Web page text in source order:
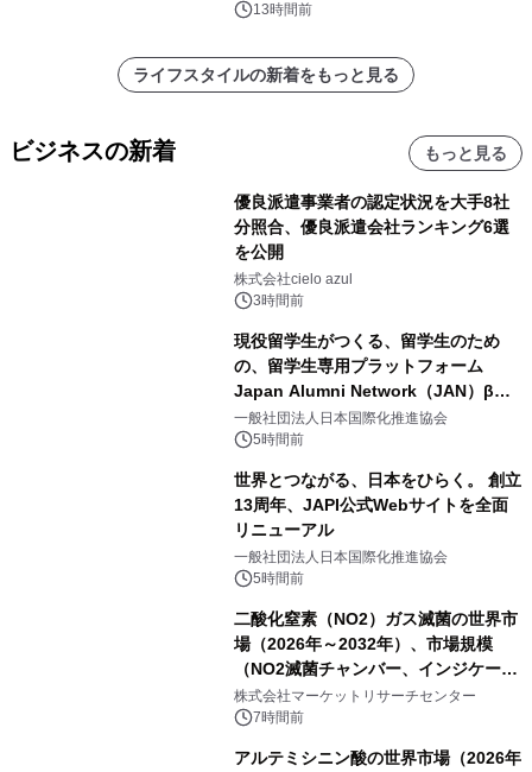
13時間前
ライフスタイルの新着をもっと見る
ビジネスの新着 もっと見る
優良派遣事業者の認定状況を大手8社
分照合、優良派遣会社ランキング6選
を公開
株式会社cielo azul
3時間前
現役留学生がつくる、留学生のため
の、留学生専用プラットフォーム
Japan Alumni Network（JAN）β版
をリリース
一般社団法人日本国際化推進協会
5時間前
世界とつながる、日本をひらく。 創立
13周年、JAPI公式Webサイトを全面
リニューアル
一般社団法人日本国際化推進協会
5時間前
二酸化窒素（NO2）ガス滅菌の世界市
場（2026年～2032年）、市場規模
（NO2滅菌チャンバー、インジケータ
ーおよびモニタリングシステム、その
他）・分析レポートを発表
株式会社マーケットリサーチセンター
7時間前
アルテミシニン酸の世界市場（2026年